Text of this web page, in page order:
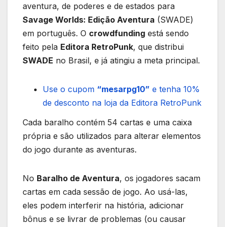
aventura, de poderes e de estados para
Savage Worlds: Edição Aventura (SWADE)
em português. O crowdfunding está sendo
feito pela Editora RetroPunk, que distribui
SWADE no Brasil, e já atingiu a meta principal.
Use o cupom “mesarpg10” e tenha 10%
de desconto na loja da Editora RetroPunk
Cada baralho contém 54 cartas e uma caixa
própria e são utilizados para alterar elementos
do jogo durante as aventuras.
No Baralho de Aventura, os jogadores sacam
cartas em cada sessão de jogo. Ao usá-las,
eles podem interferir na história, adicionar
bônus e se livrar de problemas (ou causar